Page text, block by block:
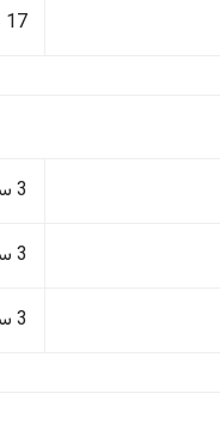
17 بوصة
3 سنوات/100,000 كم
3 سنوات/100,000 كم
3 سنوات/100,000 كم